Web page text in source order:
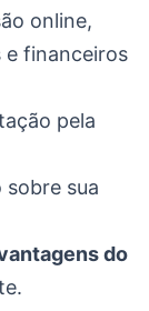
online,
e financeiros
pela
sobre sua
do